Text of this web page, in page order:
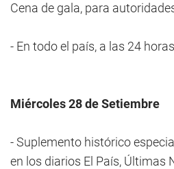
Cena de gala, para
- En todo el país, a las 24
Miércoles 28 de Setiembre
- Suplemento histórico
en los diarios El País, Últimas